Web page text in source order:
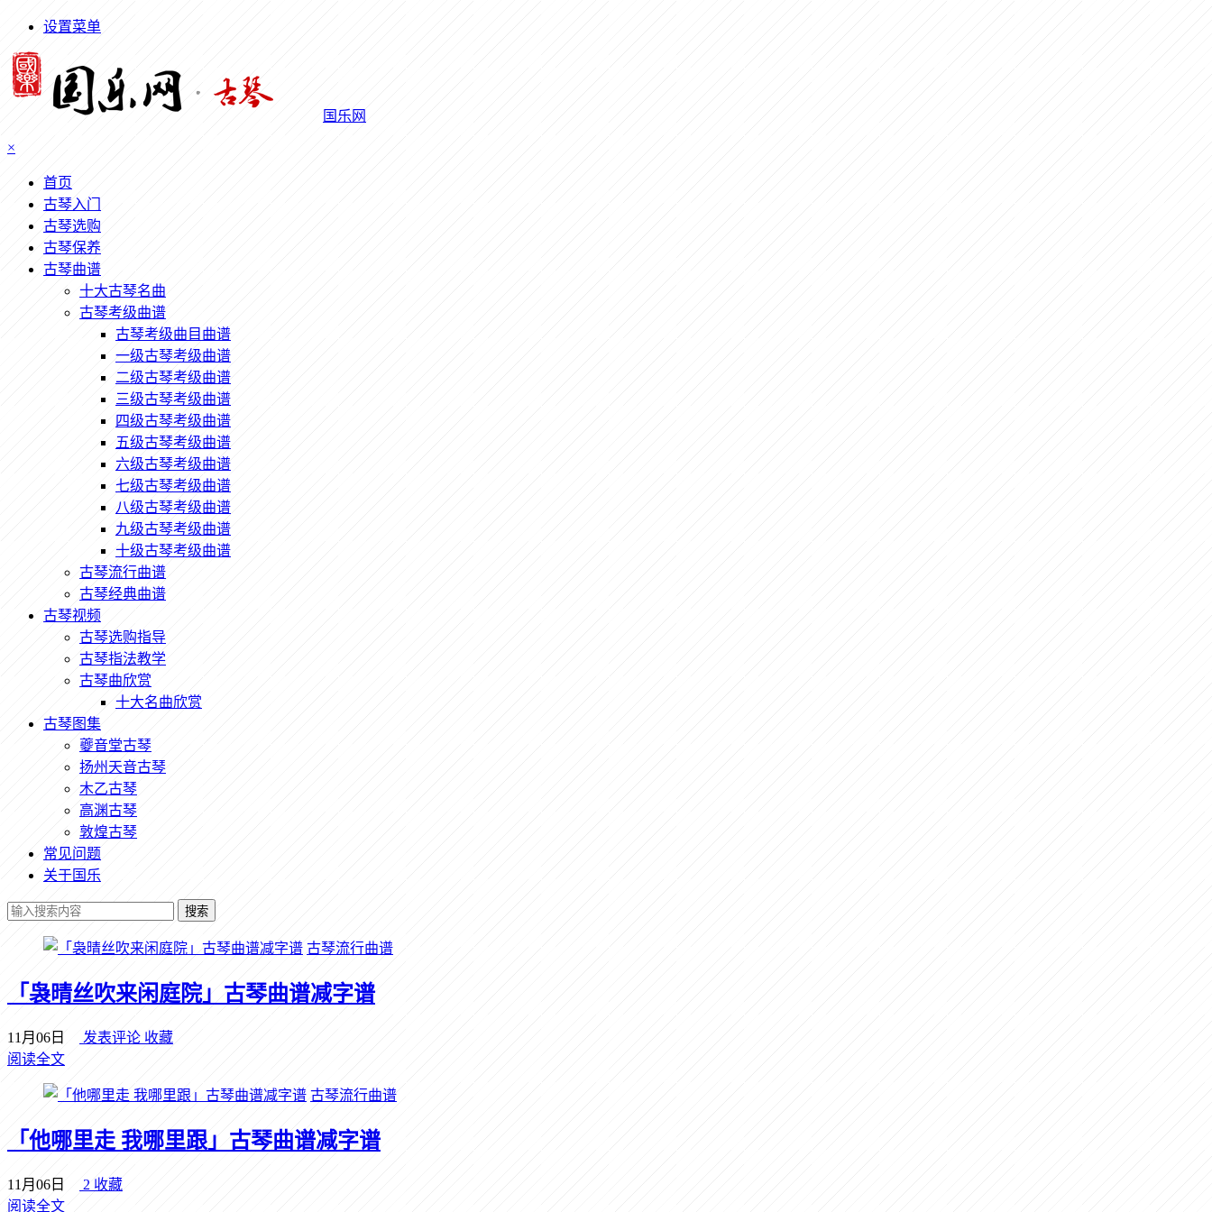
设置菜单
国乐网
×
首页
古琴入门
古琴选购
古琴保养
古琴曲谱
十大古琴名曲
古琴考级曲谱
古琴考级曲目曲谱
一级古琴考级曲谱
二级古琴考级曲谱
三级古琴考级曲谱
四级古琴考级曲谱
五级古琴考级曲谱
六级古琴考级曲谱
七级古琴考级曲谱
八级古琴考级曲谱
九级古琴考级曲谱
十级古琴考级曲谱
古琴流行曲谱
古琴经典曲谱
古琴视频
古琴选购指导
古琴指法教学
古琴曲欣赏
十大名曲欣赏
古琴图集
夔音堂古琴
扬州天音古琴
木乙古琴
高渊古琴
敦煌古琴
常见问题
关于国乐
搜索
古琴流行曲谱
「袅晴丝吹来闲庭院」古琴曲谱减字谱
11月06日 发表评论 收藏
阅读全文
古琴流行曲谱
「他哪里走 我哪里跟」古琴曲谱减字谱
11月06日 2 收藏
阅读全文